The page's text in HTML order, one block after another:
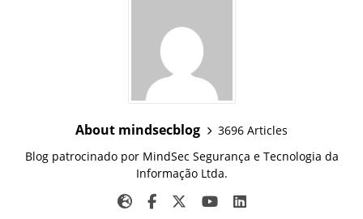
About mindsecblog
3696 Articles
Blog patrocinado por MindSec Segurança e Tecnologia da
Informação Ltda.